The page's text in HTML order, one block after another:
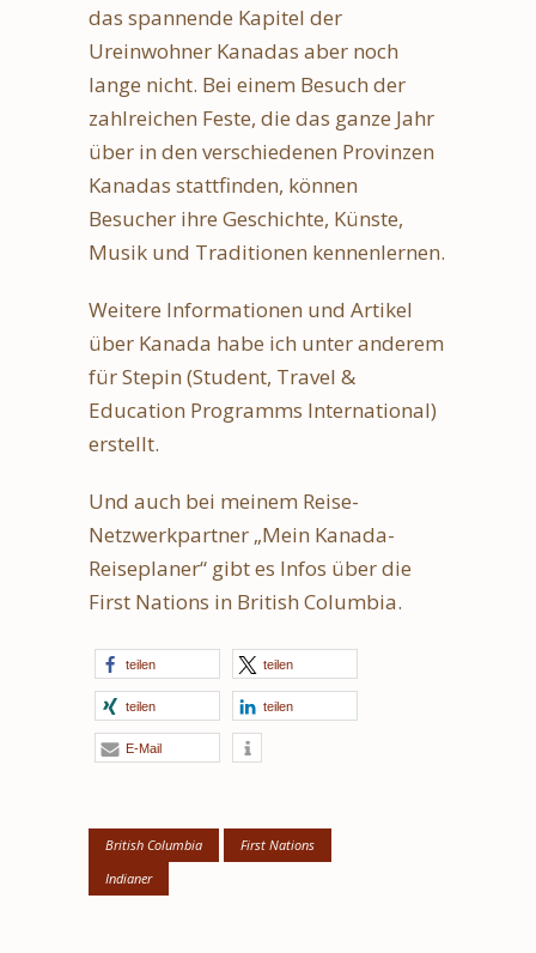
das spannende Kapitel der
Ureinwohner Kanadas aber noch
lange nicht. Bei einem Besuch der
zahlreichen Feste, die das ganze Jahr
über in den verschiedenen Provinzen
Kanadas stattfinden, können
Besucher ihre Geschichte, Künste,
Musik und Traditionen kennenlernen.
Weitere Informationen und Artikel
über Kanada habe ich unter anderem
für Stepin (Student, Travel &
Education Programms International)
erstellt.
Und auch bei meinem Reise-
Netzwerkpartner „Mein Kanada-
Reiseplaner“ gibt es Infos über die
First Nations in British Columbia.
teilen teilen
teilen teilen
E-Mail
British Columbia
First Nations
Indianer